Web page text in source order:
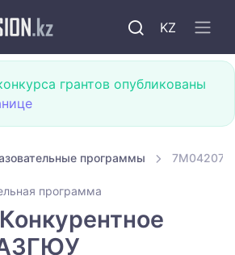
KZ
грантов опубликованы
программы 7M04207
программа